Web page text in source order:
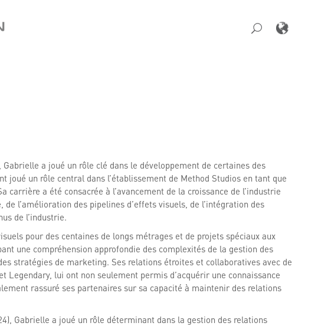
a joué un rôle clé dans le développement de certaines des
un rôle central dans l’établissement de Method Studios en tant que
a été consacrée à l’avancement de la croissance de l’industrie
l’amélioration des pipelines d’effets visuels, de l’intégration des
de l’industrie.
pour des centaines de longs métrages et de projets spéciaux aux
une compréhension approfondie des complexités de la gestion des
stratégies de marketing. Ses relations étroites et collaboratives avec de
lui ont non seulement permis d’acquérir une connaissance
rassuré ses partenaires sur sa capacité à maintenir des relations
Gabrielle a joué un rôle déterminant dans la gestion des relations